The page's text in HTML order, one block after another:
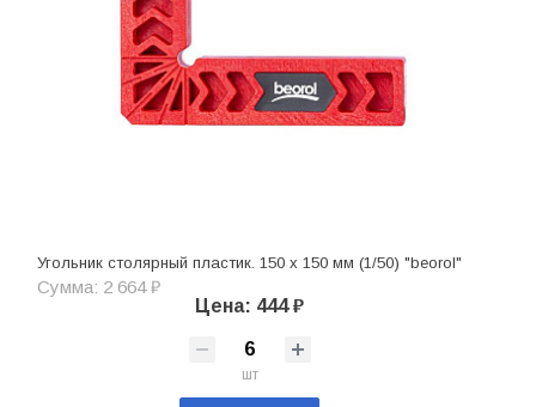
Угольник столярный пластик. 150 х 150 мм (1/50) "beorol"
Сумма: 2 664 ₽
Цена: 444 ₽
шт